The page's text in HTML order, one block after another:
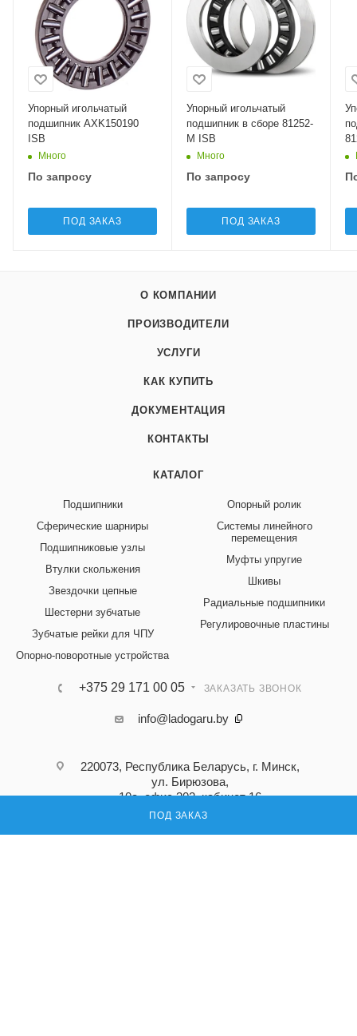
ПОД ЗАКАЗ
Упорный игольчатый
подшипник AXK150190
ISB
Много
По запросу
ПОД ЗАКАЗ
Упорный игольчатый
подшипник в сборе 81252-
M ISB
Много
По запросу
ПОД ЗАКАЗ
О КОМПАНИИ
ПРОИЗВОДИТЕЛИ
УСЛУГИ
КАК КУПИТЬ
ДОКУМЕНТАЦИЯ
КОНТАКТЫ
КАТАЛОГ
Подшипники
Сферические шарниры
Подшипниковые узлы
Втулки скольжения
Звездочки цепные
Шестерни зубчатые
Зубчатые рейки для ЧПУ
Опорно-поворотные устройства
Опорный ролик
Системы линейного
перемещения
Муфты упругие
Шкивы
Радиальные подшипники
Регулировочные пластины
+375 29 171 00 05 ЗАКАЗАТЬ ЗВОНОК
info@ladogaru.by
220073, Республика Беларусь, г. Минск,
ул. Бирюзова,
10а, офис 302, кабинет 16